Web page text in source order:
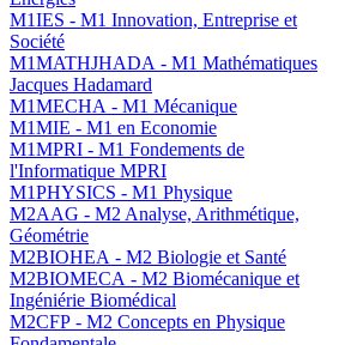
M1IES - M1 Innovation, Entreprise et
Société
M1MATHJHADA - M1 Mathématiques
Jacques Hadamard
M1MECHA - M1 Mécanique
M1MIE - M1 en Economie
M1MPRI - M1 Fondements de
l'Informatique MPRI
M1PHYSICS - M1 Physique
M2AAG - M2 Analyse, Arithmétique,
Géométrie
M2BIOHEA - M2 Biologie et Santé
M2BIOMECA - M2 Biomécanique et
Ingéniérie Biomédical
M2CFP - M2 Concepts en Physique